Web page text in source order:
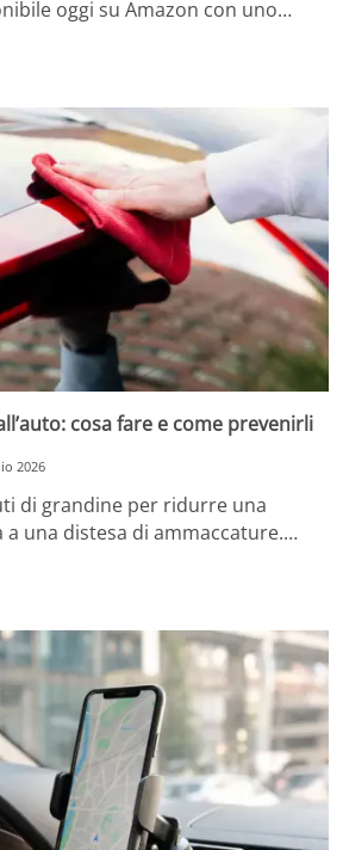
oggi su Amazon con uno…
cosa fare e come prevenirli
2026
di grandine per ridurre una
una distesa di ammaccature.…